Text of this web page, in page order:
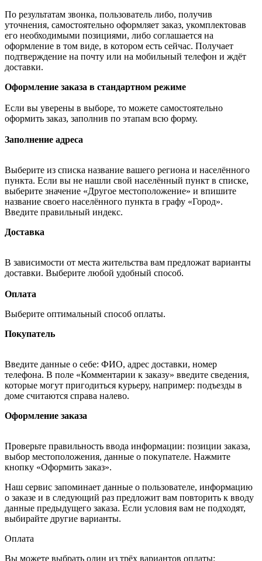
По результатам звонка, пользователь либо, получив
уточнения, самостоятельно оформляет заказ, укомплектовав
его необходимыми позициями, либо соглашается на
оформление в том виде, в котором есть сейчас. Получает
подтверждение на почту или на мобильный телефон и ждёт
доставки.
Оформление заказа в стандартном режиме
Если вы уверены в выборе, то можете самостоятельно
оформить заказ, заполнив по этапам всю форму.
Заполнение адреса
Выберите из списка название вашего региона и населённого
пункта. Если вы не нашли свой населённый пункт в списке,
выберите значение «Другое местоположение» и впишите
название своего населённого пункта в графу «Город».
Введите правильный индекс.
Доставка
В зависимости от места жительства вам предложат варианты
доставки. Выберите любой удобный способ.
Оплата
Выберите оптимальный способ оплаты.
Покупатель
Введите данные о себе: ФИО, адрес доставки, номер
телефона. В поле «Комментарии к заказу» введите сведения,
которые могут пригодиться курьеру, например: подъезды в
доме считаются справа налево.
Оформление заказа
Проверьте правильность ввода информации: позиции заказа,
выбор местоположения, данные о покупателе. Нажмите
кнопку «Оформить заказ».
Наш сервис запоминает данные о пользователе, информацию
о заказе и в следующий раз предложит вам повторить к вводу
данные предыдущего заказа. Если условия вам не подходят,
выбирайте другие варианты.
Оплата
Вы можете выбрать один из трёх вариантов оплаты: